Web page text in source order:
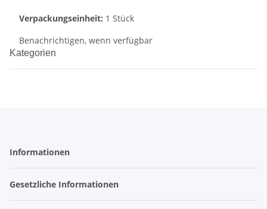
Verpackungseinheit: 1 Stück
Benachrichtigen, wenn verfügbar
Kategorien
Informationen
Gesetzliche Informationen